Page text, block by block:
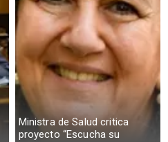
Ministra de Salud critica
proyecto “Escucha su